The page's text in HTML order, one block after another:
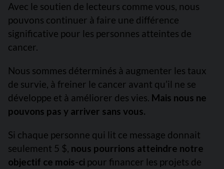
Avec le soutien de lecteurs comme vous, nous
pouvons continuer à faire une différence
significative pour les personnes atteintes de
cancer.
Nous sommes déterminés à augmenter les taux
de survie, à freiner le cancer avant qu’il ne se
développe et à améliorer des vies. Mais nous ne
pouvons pas y arriver sans vous.
Si chaque personne qui lit ce message donnait
seulement 5 $, nous pourrions atteindre notre
objectif ce mois-ci pour financer les projets de